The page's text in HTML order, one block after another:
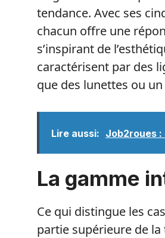
tendance. Avec ses
chacun offre une
s’inspirant de
caractérisent par des
que des lunettes ou un
Lire aussi: Job2roues
La gamme
Ce qui distingue les
partie supérieure de la